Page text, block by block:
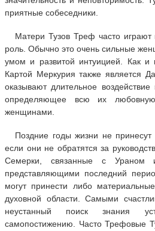
приятные собеседники.
Матери Тузов Треф часто
роль. Обычно это очень сильные
умом и развитой интуицией. Как и
Картой Меркурия также является
оказывают длительное
определяющее всю их
женщинами.
Поздние годы жизни не
если они не обратятся за
Семерки, связанные с Ураном
представляющими последний
могут принести либо
духовной области. Самыми
неустанный поиск знания
самопостижению. Часто Трефовые